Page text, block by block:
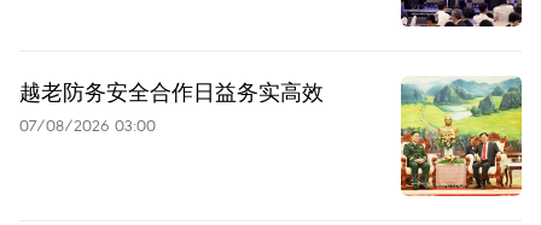
越老防务安全合作日益务实高效
07/08/2026 03:00